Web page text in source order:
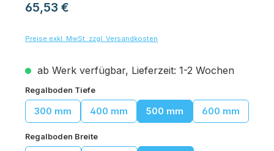
Regulärer Preis:
65,53 €
Preise exkl. MwSt. zzgl. Versandkosten
ab Werk verfügbar, Lieferzeit: 1-2 Wochen
Regalboden Tiefeauswählen
300 mm 400 mm 500 mm 600 mm
Regalboden Breiteauswählen